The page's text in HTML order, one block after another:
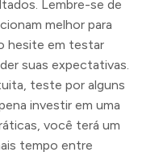
Lembre-se de
melhor para
hesite em testar
suas expectativas.
teste por alguns
investir em uma
você terá um
tempo entre